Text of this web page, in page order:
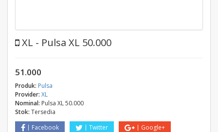
XL - Pulsa XL 50.000
51.000
Produk: Pulsa
Provider: XL
Nominal: Pulsa XL 50.000
Stok: Tersedia
Facebook
Twitter Google+